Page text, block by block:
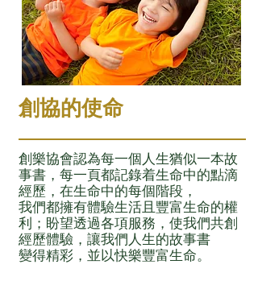
創協的使命
創樂協會認為每一個人生猶似一本故
事書，每一頁都記錄着生命中的點滴
經歷，在生命中的每個階段，
我們都擁有體驗生活且豐富生命的權
利；盼望透過各項服務，使我們共創
經歷體驗，讓我們人生的故事書
變得精彩，並以快樂豐富生命。